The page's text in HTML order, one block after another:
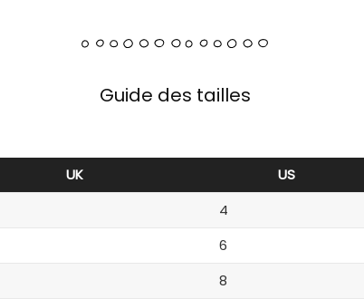
Guide des tailles
UK US
4
6
8